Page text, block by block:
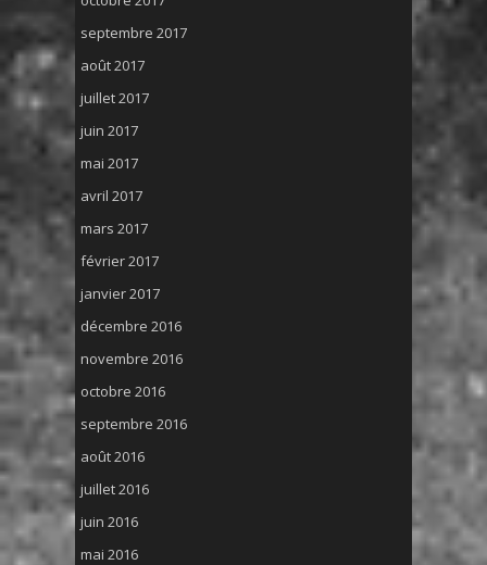
septembre 2017
août 2017
juillet 2017
juin 2017
mai 2017
avril 2017
mars 2017
février 2017
janvier 2017
décembre 2016
novembre 2016
octobre 2016
septembre 2016
août 2016
juillet 2016
juin 2016
mai 2016